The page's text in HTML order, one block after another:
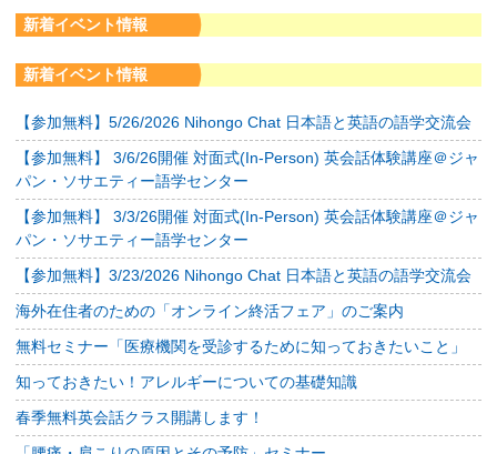
新着イベント情報
新着イベント情報
【参加無料】5/26/2026 Nihongo Chat 日本語と英語の語学交流会
【参加無料】 3/6/26開催 対面式(In-Person) 英会話体験講座＠ジャ
パン・ソサエティー語学センター
【参加無料】 3/3/26開催 対面式(In-Person) 英会話体験講座＠ジャ
パン・ソサエティー語学センター
【参加無料】3/23/2026 Nihongo Chat 日本語と英語の語学交流会
海外在住者のための「オンライン終活フェア」のご案内
無料セミナー「医療機関を受診するために知っておきたいこと」
知っておきたい！アレルギーについての基礎知識
春季無料英会話クラス開講します！